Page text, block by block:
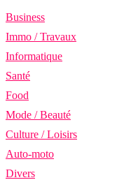
Business
Immo / Travaux
Informatique
Santé
Food
Mode / Beauté
Culture / Loisirs
Auto-moto
Divers